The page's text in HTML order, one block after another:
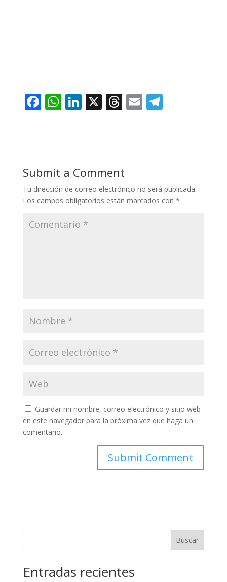
F
o
o
k
W
A
p
p
Li
dI
n
X T
d
s
E T
m
Submit a Comment
Tu dirección de correo electrónico no será publicada.
Los campos obligatorios están marcados con *
Guardar mi nombre, correo electrónico y sitio web
en este navegador para la próxima vez que haga un
comentario.
Buscar
Entradas recientes